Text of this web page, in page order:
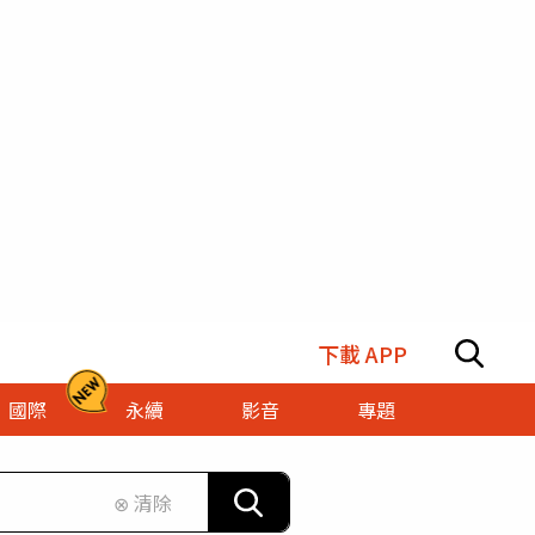
下載 APP
國際 永續 影音
專題
⊗ 清除